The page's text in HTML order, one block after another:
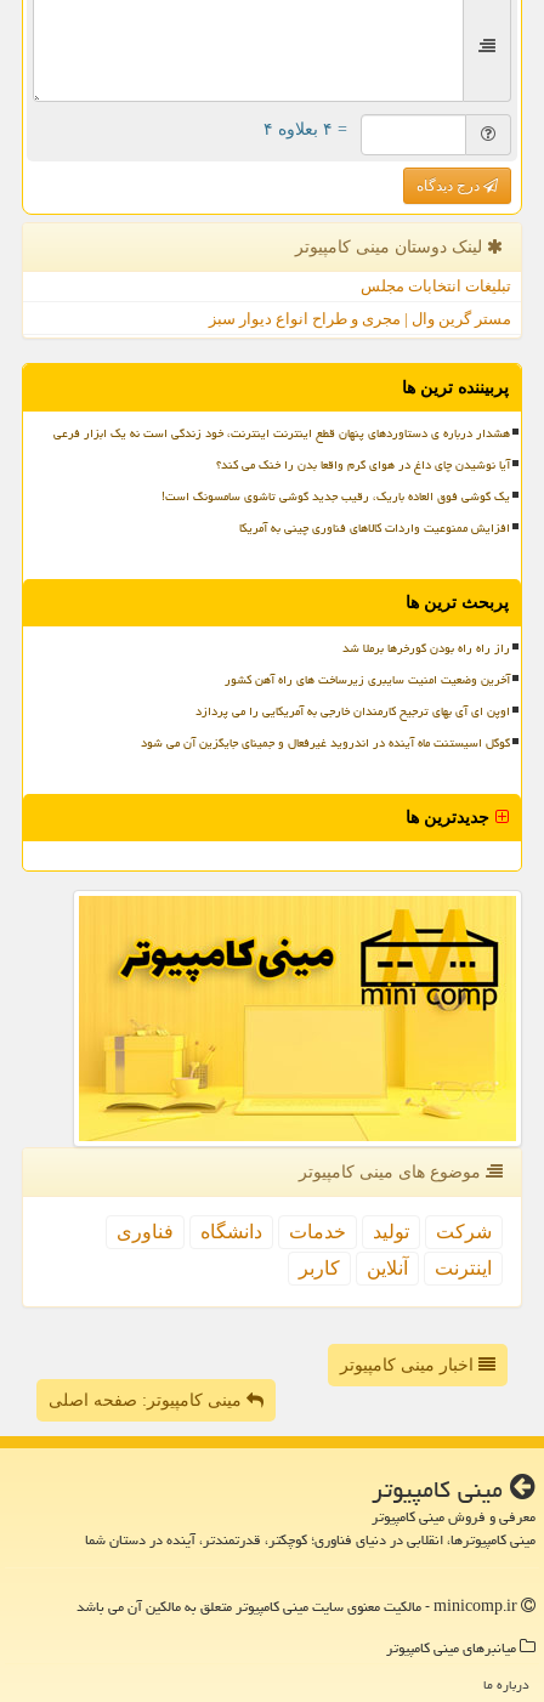
= ۴ بعلاوه ۴
درج دیدگاه
لینک دوستان مینی كامپیوتر
تبلیغات انتخابات مجلس
مستر گرین وال | مجری و طراح انواع دیوار سبز
پربیننده ترین ها
هشدار درباره ی دستاوردهای پنهان قطع اینترنت اینترنت، خود زندگی است نه یک ابزار فرعی
آیا نوشیدن چای داغ در هوای گرم واقعا بدن را خنک می کند؟
یک گوشی فوق العاده باریک، رقیب جدید گوشی تاشوی سامسونگ است!
افزایش ممنوعیت واردات کالاهای فناوری چینی به آمریکا
پربحث ترین ها
راز راه راه بودن گورخرها برملا شد
آخرین وضعیت امنیت سایبری زیرساخت های راه آهن کشور
اوپن ای آی بهای ترجیح کارمندان خارجی به آمریکایی را می پردازد
گوگل اسیستنت ماه آینده در اندروید غیرفعال و جمینای جایگزین آن می شود
جدیدترین ها
موضوع های مینی كامپیوتر
شركت تولید خدمات دانشگاه
فناوری
اینترنت
آنلاین كاربر
اخبار مینی کامپیوتر
مینی کامپیوتر: صفحه اصلی
مینی كامپیوتر
معرفی و فروش مینی کامپیوتر
مینی کامپیوترها، انقلابی در دنیای فناوری؛ کوچکتر، قدرتمندتر، آینده در دستان شما
میانبرهای مینی كامپیوتر
درباره ما